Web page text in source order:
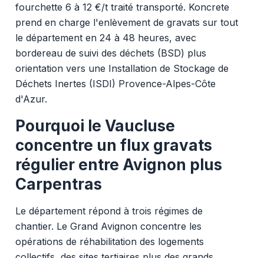
fourchette 6 à 12 €/t traité transporté. Koncrete
prend en charge l'enlèvement de gravats sur tout
le département en 24 à 48 heures, avec
bordereau de suivi des déchets (BSD) plus
orientation vers une Installation de Stockage de
Déchets Inertes (ISDI) Provence-Alpes-Côte
d'Azur.
Pourquoi le Vaucluse
concentre un flux gravats
régulier entre Avignon plus
Carpentras
Le département répond à trois régimes de
chantier. Le Grand Avignon concentre les
opérations de réhabilitation des logements